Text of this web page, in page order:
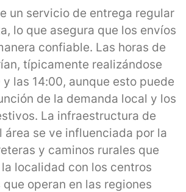
un servicio de entrega regular
lo que asegura que los envíos
confiable. Las horas de
típicamente realizándose
las 14:00, aunque esto puede
de la demanda local y los
La infraestructura de
área se ve influenciada por la
y caminos rurales que
localidad con los centros
operan en las regiones